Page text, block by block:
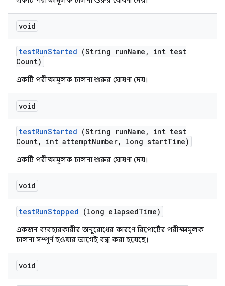
void
testRunStarted (String runName ,
int test
Count)
একটি পরীক্ষামূলক চালনা শুরুর ঘোষণা দেয়।
void
testRunStarted (String runName ,
int test
Count, int attemptNumber, long startTime)
একটি পরীক্ষামূলক চালনা শুরুর ঘোষণা দেয়।
void
testRunStopped (long elapsedTime)
একজন ব্যবহারকারীর অনুরোধের কারণে রিপোর্টের পরীক্ষামূলক
চালনা সম্পূর্ণ হওয়ার আগেই বন্ধ করা হয়েছে।
void